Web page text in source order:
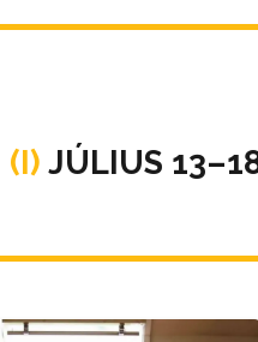
(I) JÚLIUS